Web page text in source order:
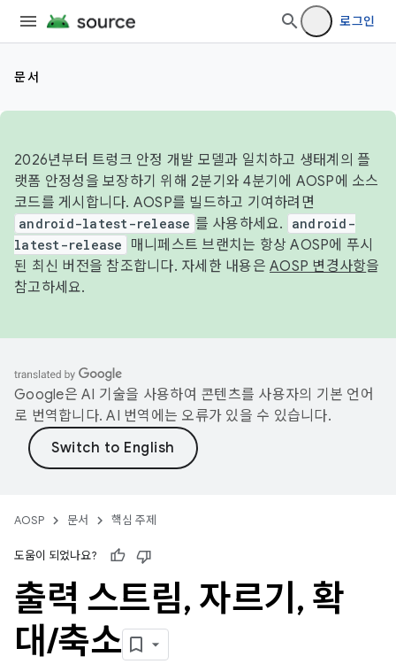
로그인
문서
2026년부터 트렁크 안정 개발 모델과 일치하고 생태계의 플
랫폼 안정성을 보장하기 위해 2분기와 4분기에 AOSP에 소스
코드를 게시합니다. AOSP를 빌드하고 기여하려면
android-latest-release 를 사용하세요.
android-
latest-release
매니페스트 브랜치는 항상 AOSP에 푸시
된 최신 버전을 참조합니다. 자세한 내용은 AOSP 변경사항을
참고하세요.
Google은 AI 기술을 사용하여 콘텐츠를 사용자의 기본 언어
로 번역합니다. AI 번역에는 오류가 있을 수 있습니다.
AOSP 문서 핵심 주제
도움이 되었나요?
출력 스트림, 자르기 , 확
대/축소